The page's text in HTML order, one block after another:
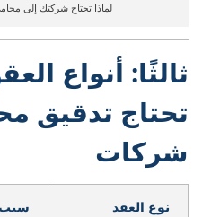
لماذا تحتاج شركتك إلى
ثالثًا: أنواع
تحتاج تدقيق
شركات
نوع العقد سبب